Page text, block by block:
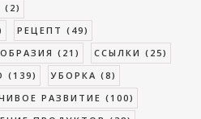
(2)
РЕЦЕПТ (49)
(21) ССЫЛКИ (25)
(139) УБОРКА (8)
РАЗВИТИЕ (100)